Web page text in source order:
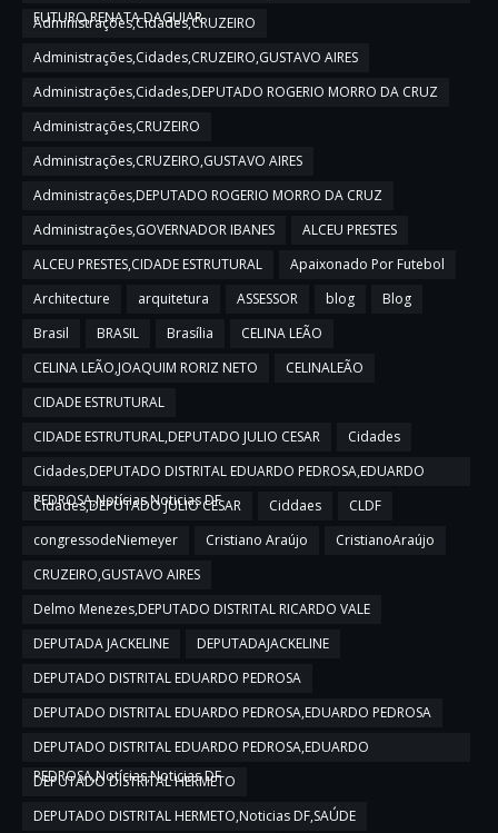
FUTURO,RENATA DAGUIAR
Administrações,Cidades,CRUZEIRO
Administrações,Cidades,CRUZEIRO,GUSTAVO AIRES
Administrações,Cidades,DEPUTADO ROGERIO MORRO DA CRUZ
Administrações,CRUZEIRO
Administrações,CRUZEIRO,GUSTAVO AIRES
Administrações,DEPUTADO ROGERIO MORRO DA CRUZ
Administrações,GOVERNADOR IBANES
ALCEU PRESTES
ALCEU PRESTES,CIDADE ESTRUTURAL
Apaixonado Por Futebol
Architecture
arquitetura ASSESSOR blog
Blog
Brasil
BRASIL Brasília
CELINA LEÃO
CELINA LEÃO,JOAQUIM RORIZ NETO
CELINALEÃO
CIDADE ESTRUTURAL
CIDADE ESTRUTURAL,DEPUTADO JULIO CESAR
Cidades
Cidades,DEPUTADO DISTRITAL EDUARDO PEDROSA,EDUARDO
PEDROSA,Notícias,Noticias DF
Cidades,DEPUTADO JULIO CESAR Ciddaes
CLDF
congressodeNiemeyer
Cristiano Araújo
CristianoAraújo
CRUZEIRO,GUSTAVO AIRES
Delmo Menezes,DEPUTADO DISTRITAL RICARDO VALE
DEPUTADA JACKELINE
DEPUTADAJACKELINE
DEPUTADO DISTRITAL EDUARDO PEDROSA
DEPUTADO DISTRITAL EDUARDO PEDROSA,EDUARDO PEDROSA
DEPUTADO DISTRITAL EDUARDO PEDROSA,EDUARDO
PEDROSA,Notícias,Noticias DF
DEPUTADO DISTRITAL HERMETO
DEPUTADO DISTRITAL HERMETO,Noticias DF,SAÚDE